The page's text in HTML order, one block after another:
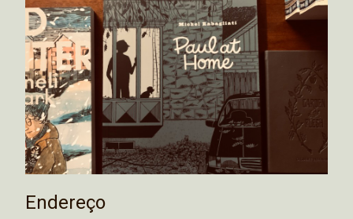
Endereço